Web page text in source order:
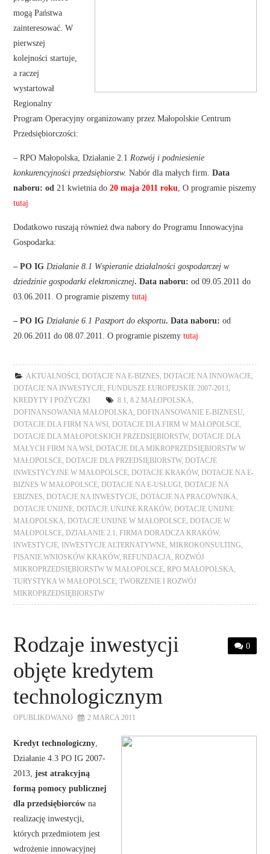
mogą Państwa
zainteresować. W
pierwszej
kolejności startuje,
a raczej
wystartował
Regionalny
Program Operacyjny organizowany przez Małopolskie Centrum
Przedsiębiorczości:
– RPO Małopolska, Działanie 2.1 Rozwój i podniesienie
konkurencyjności przedsiębiorstw.Nabór dla małych firm.Data
naboru: od 21 kwietnia do20 maja 2011 roku , O programie piszemy
tutaj
Dodatkowo ruszają również dwa nabory do Programu Innowacyjna
Gospodarka:
– PO IG Działanie 8.1 Wspieranie działalności gospodarczej w
dziedzinie gospodarki elektronicznej. Data naboru: od 09.05.2011 do
03.06.2011. O programie piszemytutaj
– PO IG Działanie 6.1 Paszport do eksportu. Data naboru: od
20.06.2011 do 08.07.2011. O programie piszemytutaj
AKTUALNOŚCI ,DOTACJE NA E-BIZNES ,DOTACJE NA INNOWACJE
DOTACJE NA INWESTYCJE ,FUNDUSZE EUROPEJSKIE 2007-2013
KREDYTY I POŻYCZKI
8.1 ,8.2 MAŁOPOLSKA
DOFINANSOWANIA MAŁOPOLSKA ,DOFINANSOWANIE E-BIZNESU
DOTACJE DLA FIRM NA WSI
,DOTACJE DLA FIRM W MAŁOPOLSCE
DOTACJE DLA MAŁOPOLSKICH PRZEDSIĘBIORSTW,DOTACJE DLA
MAŁYCH FIRM NA WSI
,DOTACJE DLA MIKROPRZEDSIĘBIORSTW W
MAŁOPOLSCE ,DOTACJE DLA PRZEDSIĘBIORSTW,DOTACJE
INWESTYCYJNE W MAŁOPOLSCE ,DOTACJE KRAKÓW,DOTACJE NA E-
BIZNES W MAŁOPOLSCE ,DOTACJE NA E-USŁUGI ,DOTACJE NA
EBIZNES ,DOTACJE NA INWESTYCJE ,DOTACJE NA PRACOWNIKA
DOTACJE UNIJNE ,DOTACJE UNIJNE KRAKÓW,DOTACJE UNIJNE
MAŁOPOLSKA ,DOTACJE UNIJNE W MAŁOPOLSCE ,DOTACJE W
MAŁOPOLSCE ,DZIAŁANIE 2.1 ,FIRMA DORADCZA KRAKÓW,
INWESTYCJE
INWESTYCJE ALTERNATYWNE ,MIKROKONSULTING
PISANIE WNIOSKÓW KRAKÓW,REFUNDACJA ,ROZWÓJ
MIKROPRZEDSIĘBIORSTW W MAŁOPOLSCE ,RPO MAŁOPOLSKA
TURYSTYKA W MAŁOPOLSCE ,TWORZENIE I ROZWÓJ
MIKROPRZEDSIĘBIORSTW
0
Rodzaje inwestycji
objęte kredytem
technologicznym
OPUBLIKOWANO 2 MARCA 2011
Kredyt technologiczny
Działanie 4.3 PO IG 2007-
2013,jest atrakcyjną
formą pomocy publicznej
dla przedsiębiorców na
realizację inwestycji,
których przedmiotem jest
wdrożenie innowacyjnej